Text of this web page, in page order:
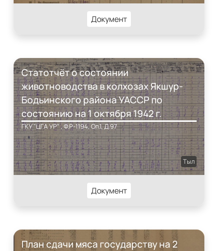
Документ
Статотчёт о состоянии
животноводства в колхозах Якшур-
Бодьинского района УАССР по
состоянию на 1 октября 1942 г.
ГКУ "ЦГА УР" , Ф.Р-1194, Оп.1, Д.97
Тыл
Документ
План сдачи мяса государству на 2